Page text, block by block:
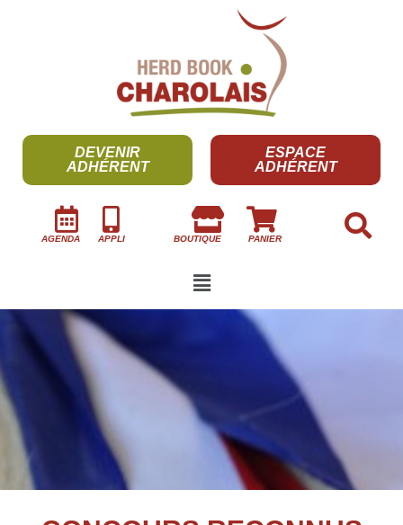
DEVENIR
ADHÉRENT
ESPACE
ADHÉRENT
AGENDA APPLI BOUTIQUE PANIER